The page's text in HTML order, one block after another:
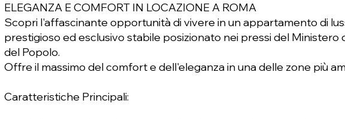
ELEGANZA E COMFORT IN LOCAZIONE A ROMA
Scopri l'affascinante opportunità di vivere in un appartamento di
prestigioso ed esclusivo stabile posizionato nei pressi del Ministero
del Popolo.
Offre il massimo del comfort e dell'eleganza in una delle zone più
Caratteristiche Principali: